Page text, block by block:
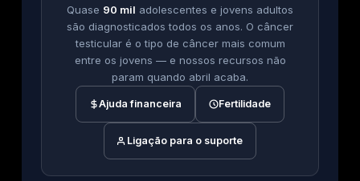
Quase 90 mil adolescentes e jovens adultos
são diagnosticados todos os anos. O câncer
testicular é o tipo de câncer mais comum
entre os jovens — e nossos recursos não
param quando abril acaba.
Ajuda financeira Fertilidade
Ligação para o suporte